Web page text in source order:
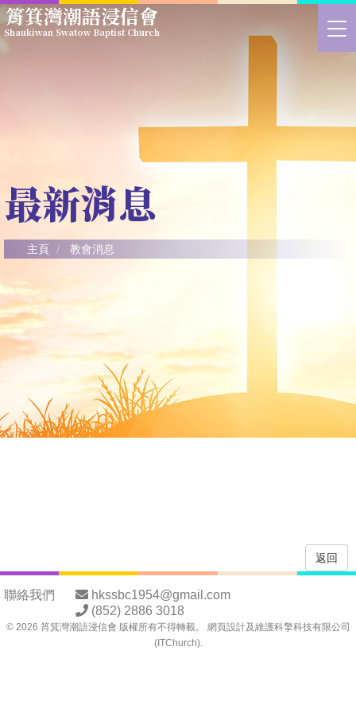
Skip
to
>
切
單
筲箕灣潮語浸信會
Shaukiwan Swatow Baptist Church
最新消息
主頁 教會消息
返回
聯絡我們
hkssbc1954@gmail.com
(852) 2886 3018
© 2026 筲箕灣潮語浸信會 版權所有不得轉載。 網頁設計及維護科擎科技有限公司
(ITChurch).